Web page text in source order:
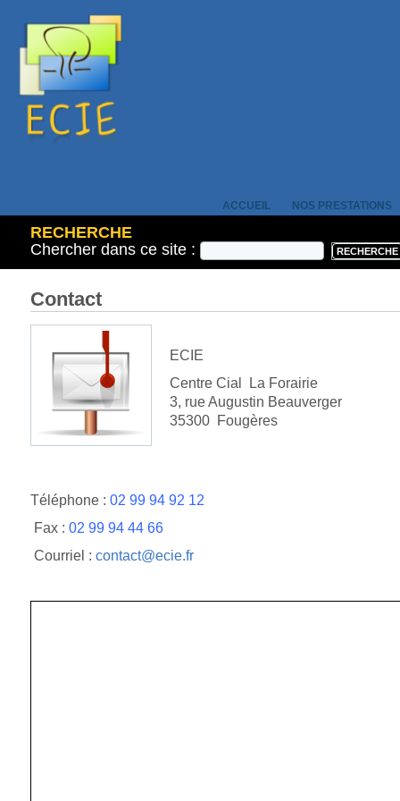
ACCUEIL NOS PRESTATIONS
RECHERCHE
Chercher dans ce site :
Contact
ECIE
Centre Cial La Forairie
3, rue Augustin Beauverger
35300 Fougères
Téléphone : 02 99 94 92 12
Fax : 02 99 94 44 66
Courriel : contact@ecie.fr